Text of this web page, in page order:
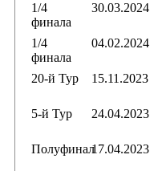
1/4
финала
30.03.2024
1/4
финала
04.02.2024
20-й Тур
15.11.2023
5-й Тур
24.04.2023
Полуфинал17.04.2023